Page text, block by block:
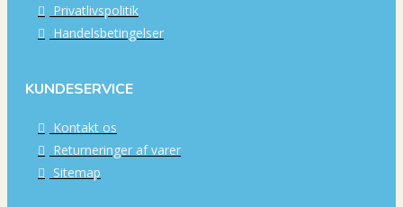
Privatlivspolitik
Handelsbetingelser
KUNDESERVICE
Kontakt os
Returneringer af varer
Sitemap